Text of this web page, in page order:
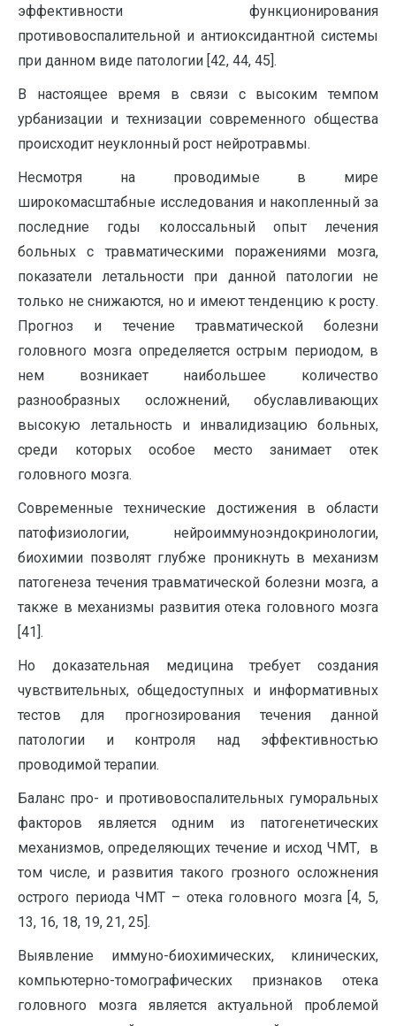
эффективности функционирования
противовоспалительной и антиоксидантной системы
при данном виде патологии [42, 44, 45].
В настоящее время в связи с высоким темпом
урбанизации и технизации современного общества
происходит неуклонный рост нейротравмы.
Несмотря на проводимые в мире
широкомасштабные исследования и накопленный за
последние годы колоссальный опыт лечения
больных с травматическими поражениями мозга,
показатели летальности при данной патологии не
только не снижаются, но и имеют тенденцию к росту.
Прогноз и течение травматической болезни
головного мозга определяется острым периодом, в
нем возникает наибольшее количество
разнообразных осложнений, обуславливающих
высокую летальность и инвалидизацию больных,
среди которых особое место занимает отек
головного мозга.
Современные технические достижения в области
патофизиологии, нейроиммуноэндокринологии,
биохимии позволят глубже проникнуть в механизм
патогенеза течения травматической болезни мозга, а
также в механизмы развития отека головного мозга
[41].
Но доказательная медицина требует создания
чувствительных, общедоступных и информативных
тестов для прогнозирования течения данной
патологии и контроля над эффективностью
проводимой терапии.
Баланс про- и противовоспалительных гуморальных
факторов является одним из патогенетических
механизмов, определяющих течение и исход ЧМТ, в
том числе, и развития такого грозного осложнения
острого периода ЧМТ – отека головного мозга [4, 5,
13, 16, 18, 19, 21, 25].
Выявление иммуно-биохимических, клинических,
компьютерно-томографических признаков отека
головного мозга является актуальной проблемой